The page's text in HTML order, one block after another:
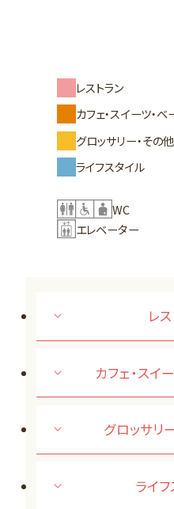
レストラン
カフェ・スイーツ・
グロッサリー・その
ライフスタイル
WC
エレベーター
レ
カフェ・スイ
グロッサリ
ライ